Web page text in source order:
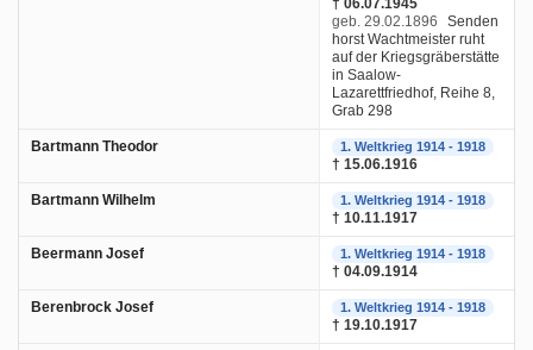
geb. 29.02.1896
Senden
horst Wachtmeister ruht
auf der Kriegsgräberstätte
in Saalow-
Lazarettfriedhof, Reihe 8,
Grab 298
Bartmann Theodor 1. Weltkrieg 1914 - 1918
† 15.06.1916
Bartmann Wilhelm 1. Weltkrieg 1914 - 1918
† 10.11.1917
Beermann Josef 1. Weltkrieg 1914 - 1918
† 04.09.1914
Berenbrock Josef 1. Weltkrieg 1914 - 1918
† 19.10.1917